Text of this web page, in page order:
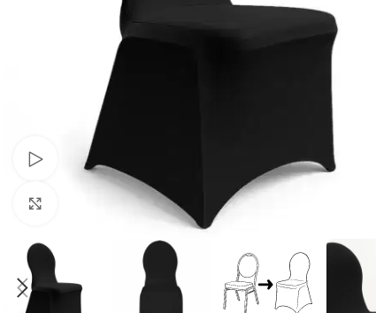
Schau Video
Klick zum Vergrößern